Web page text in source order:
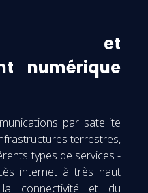
et
numérique
par satellite
terrestres,
types de services -
internet à très haut
connectivité et du